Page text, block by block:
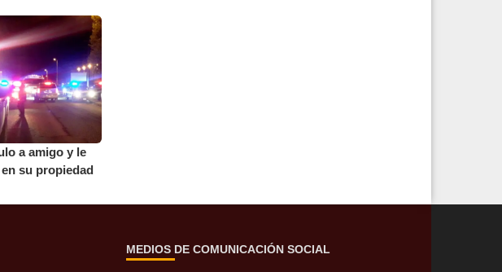
a amigo y le
su propiedad
MEDIOS DE COMUNICACIÓN SOCIAL